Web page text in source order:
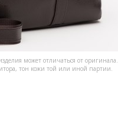
может отличаться от оригинала.
тон кожи той или иной партии.